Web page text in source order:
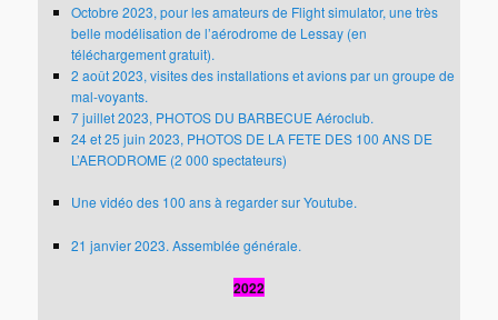
Octobre 2023, pour les amateurs de Flight simulator, une très
belle modélisation de l’aérodrome de Lessay (en
téléchargement gratuit).
2 août 2023, visites des installations et avions par un groupe de
mal-voyants.
7 juillet 2023, PHOTOS DU BARBECUE Aéroclub.
24 et 25 juin 2023, PHOTOS DE LA FETE DES 100 ANS DE
L’AERODROME (2 000 spectateurs)
Une vidéo des 100 ans à regarder sur Youtube.
21 janvier 2023. Assemblée générale.
2022